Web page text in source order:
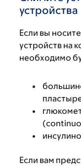
устройства
Если вы
устройств на
необходимо
Если вам